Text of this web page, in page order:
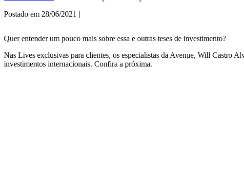
Postado em 28/06/2021 |
Quer entender um pouco mais sobre essa e outras teses de investimento?
Nas Lives exclusivas para clientes, os especialistas da Avenue, Will Castro
investimentos internacionais. Confira a próxima.